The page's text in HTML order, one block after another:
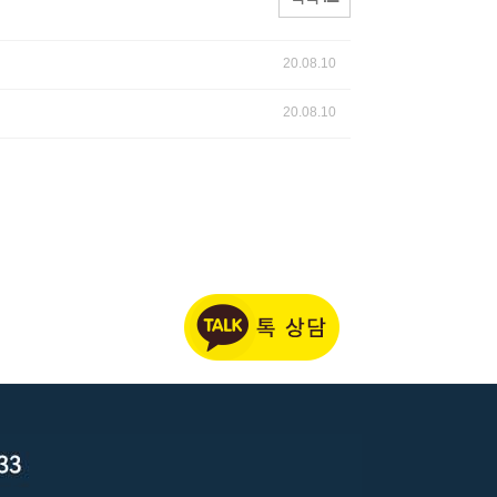
20.08.10
20.08.10